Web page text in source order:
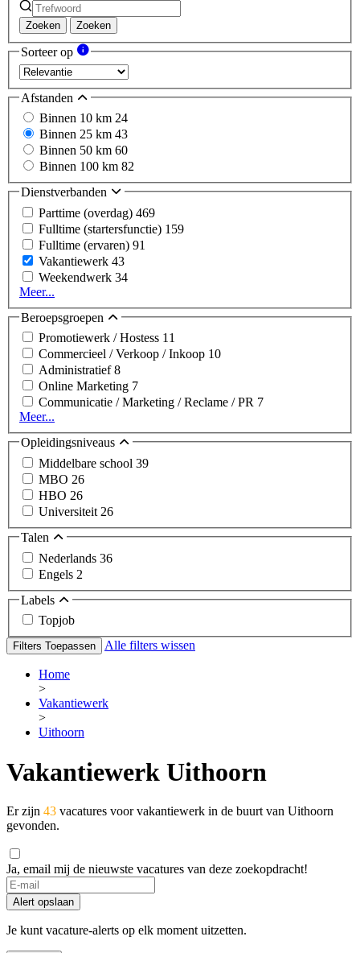
Zoeken Zoeken
Sorteer op
Afstanden
Binnen 10 km 24
Binnen 25 km 43
Binnen 50 km 60
Binnen 100 km 82
Dienstverbanden
Parttime (overdag) 469
Fulltime (startersfunctie) 159
Fulltime (ervaren) 91
Vakantiewerk 43
Weekendwerk 34
Meer...
Beroepsgroepen
Promotiewerk / Hostess 11
Commercieel / Verkoop / Inkoop 10
Administratief8
Online Marketing 7
Communicatie / Marketing / Reclame / PR 7
Meer...
Opleidingsniveaus
Middelbare school 39
MBO 26
HBO 26
Universiteit 26
Talen
Nederlands 36
Engels 2
Labels
Topjob
Filters Toepassen Alle filters wissen
Home
>
Vakantiewerk
>
Uithoorn
Vakantiewerk Uithoorn
Er zijn 43 vacatures voor vakantiewerk in de buurt van Uithoorn
gevonden.
Ja, email mij de nieuwste vacatures van deze zoekopdracht!
Alert opslaan
Je kunt vacature-alerts op elk moment uitzetten.